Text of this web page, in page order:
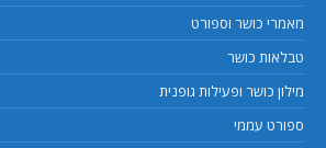
מאמרי כושר וספורט
טבלאות כושר
מילון כושר ופעילות גופנית
ספורט עממי